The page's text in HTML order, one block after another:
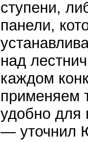
ступени,
панели,
над
каждом
применяем
удобно для
— уточнил